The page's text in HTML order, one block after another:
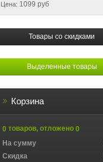
Цена: 1099 руб
Товары со скидками
Выделенные товары
Корзина
0 товаров, отложено 0
На сумму
Скидка